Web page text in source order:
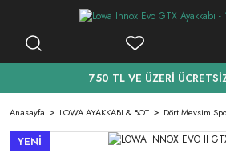
750 TL VE ÜZERİ
Anasayfa LOWA AYAKKABI & BOT Dört Mevsim
YENİ